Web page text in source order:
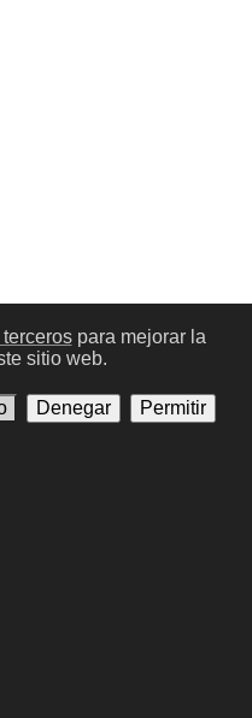
para mejorar la
sitio web.
Denegar Permitir